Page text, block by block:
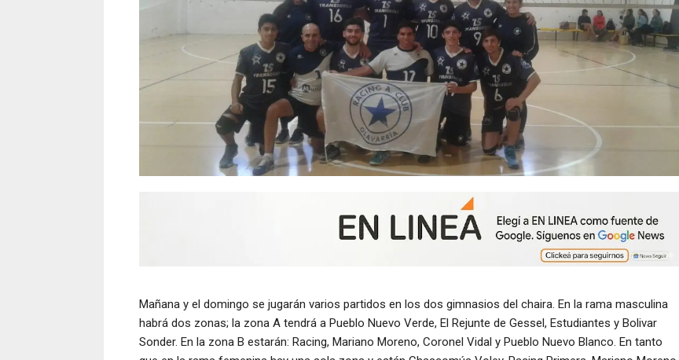
Mañana y el domingo se jugarán varios partidos en los dos gimnasios del chaira. En la rama masculina
habrá dos zonas; la zona A tendrá a Pueblo Nuevo Verde, El Rejunte de Gessel, Estudiantes y Bolivar
Sonder. En la zona B estarán: Racing, Mariano Moreno, Coronel Vidal y Pueblo Nuevo Blanco. En tanto